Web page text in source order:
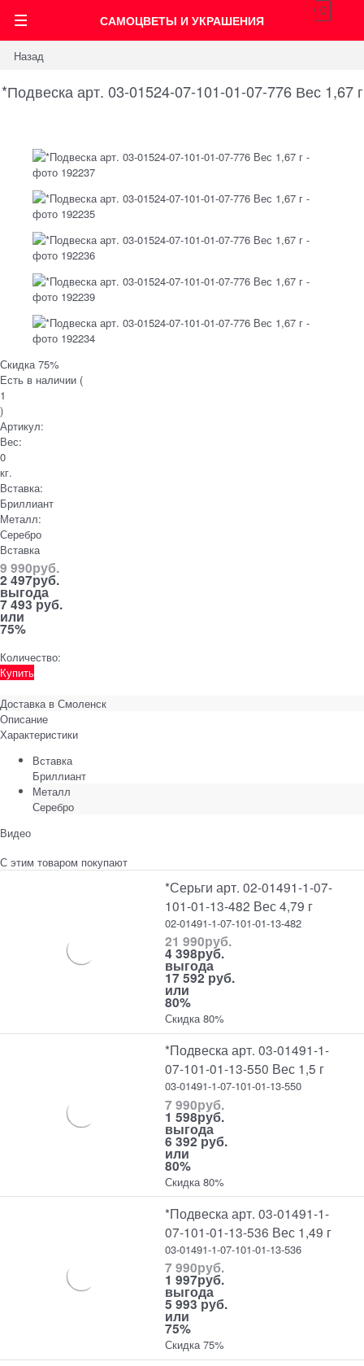
САМОЦВЕТЫ И УКРАШЕНИЯ
0
Назад
*Подвеска арт. 03-01524-07-101-01-07-776 Вес 1,67 г
Скидка 75%
Есть в наличии (
1
)
Артикул:
Вес:
0
кг.
Вставка:
Бриллиант
Металл:
Серебро
Вставка
9 990руб.
2 497руб.
выгода
7 493 руб.
или
75%
Количество:
Купить
Доставка в Смоленск
Описание
Характеристики
Вставка
Бриллиант
Металл
Серебро
Видео
С этим товаром покупают
*Серьги арт. 02-01491-1-07-
101-01-13-482 Вес 4,79 г
02-01491-1-07-101-01-13-482
21 990руб.
4 398руб.
выгода
17 592 руб.
или
80%
Скидка 80%
*Подвеска арт. 03-01491-1-
07-101-01-13-550 Вес 1,5 г
03-01491-1-07-101-01-13-550
7 990руб.
1 598руб.
выгода
6 392 руб.
или
80%
Скидка 80%
*Подвеска арт. 03-01491-1-
07-101-01-13-536 Вес 1,49 г
03-01491-1-07-101-01-13-536
7 990руб.
1 997руб.
выгода
5 993 руб.
или
75%
Скидка 75%